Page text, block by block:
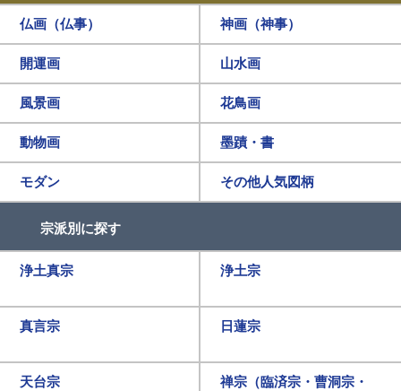
仏画（仏事） 神画（神事）
開運画 山水画
風景画 花鳥画
動物画 墨蹟・書
モダン その他人気図柄
宗派別に探す
浄土真宗 浄土宗
真言宗 日蓮宗
天台宗
禅宗（臨済宗・曹洞宗・